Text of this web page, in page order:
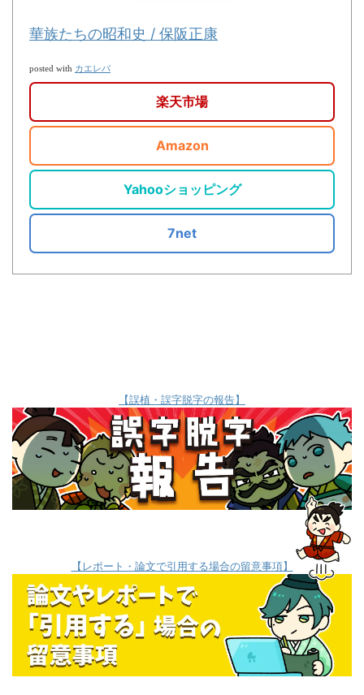
華族たちの昭和史 / 保阪正康
posted with カエレバ
楽天市場
Amazon
Yahooショッピング
7net
【誤植・誤字脱字の報告】
【レポート・論文で引用する場合の留意事項】